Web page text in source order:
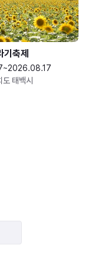
기축제
도 태백시